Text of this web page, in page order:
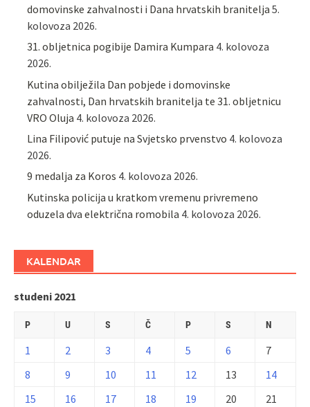
domovinske zahvalnosti i Dana hrvatskih branitelja 5.
kolovoza 2026.
31. obljetnica pogibije Damira Kumpara 4. kolovoza
2026.
Kutina obilježila Dan pobjede i domovinske
zahvalnosti, Dan hrvatskih branitelja te 31. obljetnicu
VRO Oluja 4. kolovoza 2026.
Lina Filipović putuje na Svjetsko prvenstvo 4. kolovoza
2026.
9 medalja za Koros 4. kolovoza 2026.
Kutinska policija u kratkom vremenu privremeno
oduzela dva električna romobila 4. kolovoza 2026.
KALENDAR
studeni 2021
P U S Č P S N
1 2 3 4 5 6
7
8
9 10 11 12 13
14
15
16 17 18 19 20
21